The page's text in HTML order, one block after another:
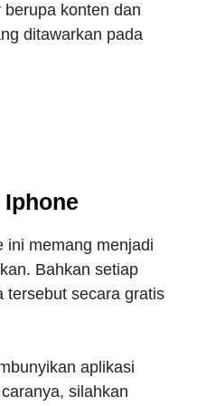
konten dan
ditawarkan pada
ini memang menjadi
Bahkan setiap
tersebut secara gratis
aplikasi
silahkan